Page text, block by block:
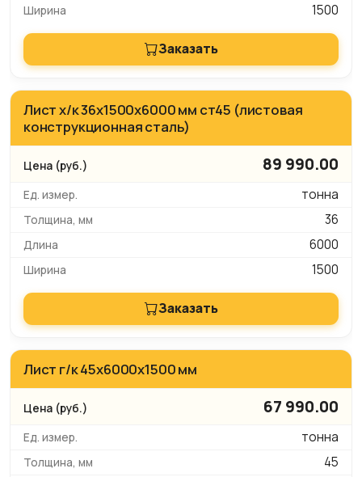
1500
Заказать
Лист х/к 36х1500х6000 мм ст45 (листовая
конструкционная сталь)
89 990.00
тонна
36
6000
1500
Заказать
Лист г/к 45х6000х1500 мм
67 990.00
тонна
45